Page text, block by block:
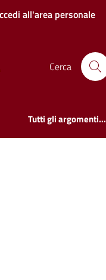
all'area personale
Cerca
Tutti gli argomenti...